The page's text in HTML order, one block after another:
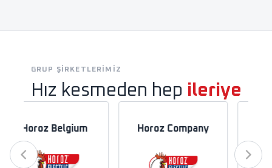
GRUP ŞIRKETLERIMIZ
Hız kesmeden hep ileriye
Horoz France Horoz